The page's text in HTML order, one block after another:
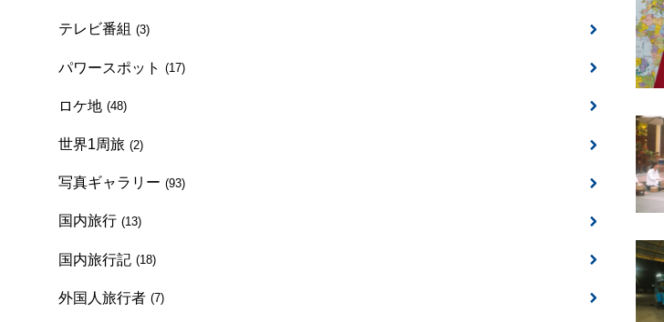
テレビ番組 (3)
パワースポット (17)
ロケ地 (48)
世界1周旅 (2)
写真ギャラリー (93)
国内旅行 (13)
国内旅行記 (18)
外国人旅行者 (7)